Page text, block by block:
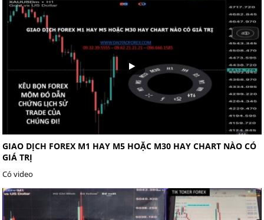
GIAO DỊCH FOREX M1 HAY M5 HOẶC M30 HAY CHART NÀO CÓ
GIÁ TRỊ
Có video